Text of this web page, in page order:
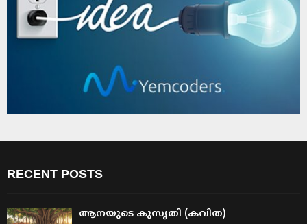
RECENT POSTS
ആനയുടെ കുസൃതി (കവിത)